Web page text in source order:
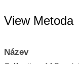
View Metoda
Název